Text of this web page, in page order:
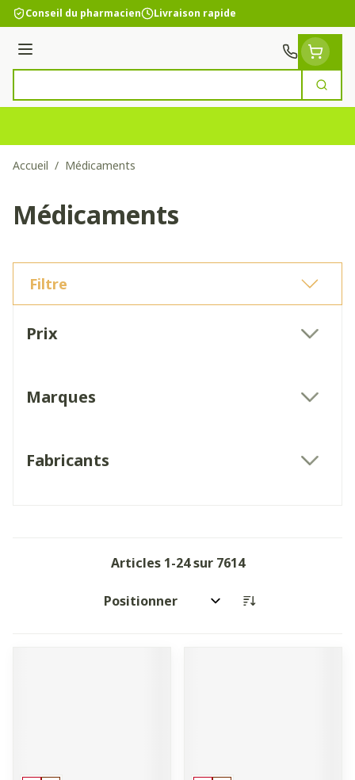
Aller au contenu
Conseil du pharmacien Livraison rapide
Menu
Accueil / Médicaments
Médicaments
Filtre
Prix
Marques
Fabricants
Articles 1-24sur 7614
Trier par: